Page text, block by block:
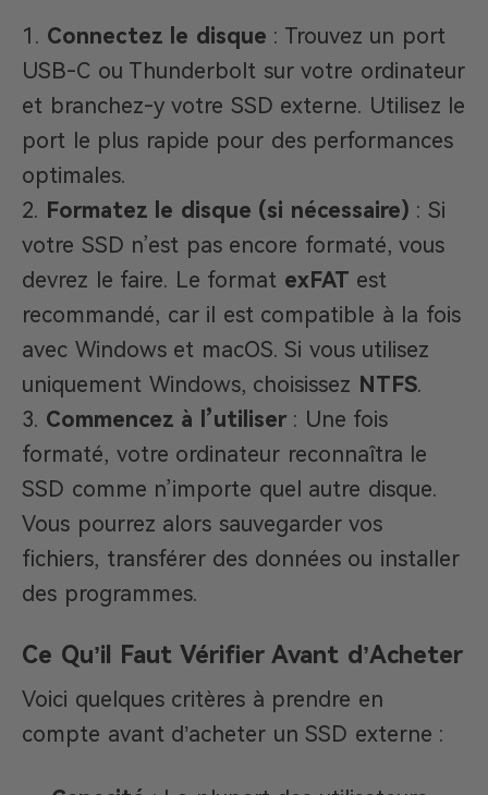
Connectez le disque : Trouvez un port
USB-C ou Thunderbolt sur votre ordinateur
et branchez-y votre SSD externe. Utilisez le
port le plus rapide pour des performances
optimales.
Formatez le disque (si nécessaire) : Si
votre SSD n’est pas encore formaté, vous
devrez le faire. Le format exFAT est
recommandé, car il est compatible à la fois
avec Windows et macOS. Si vous utilisez
uniquement Windows, choisissez NTFS.
Commencez à l’utiliser: Une fois
formaté, votre ordinateur reconnaîtra le
SSD comme n’importe quel autre disque.
Vous pourrez alors sauvegarder vos
fichiers, transférer des données ou installer
des programmes.
Ce Qu’il Faut Vérifier Avant d’Acheter
Voici quelques critères à prendre en
compte avant d’acheter un SSD externe :